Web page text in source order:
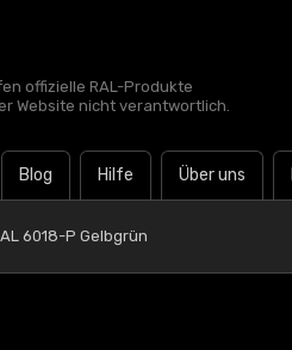
offizielle RAL-Produkte
Website nicht verantwortlich.
Blog Hilfe Über uns
6018-P Gelbgrün